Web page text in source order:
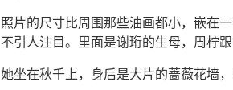
照片的尺寸比周围那些油画都小，嵌在
不引人注目。里面是谢珩的生母，周柠跟
她坐在秋千上，身后是大片的蔷薇花墙